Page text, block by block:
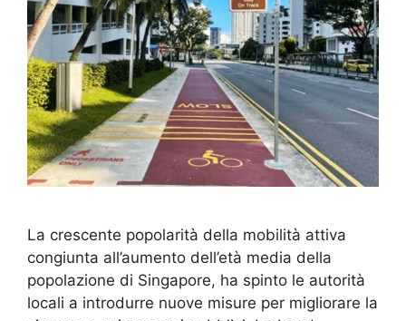
La crescente popolarità della mobilità attiva
congiunta all’aumento dell’età media della
popolazione di Singapore, ha spinto le autorità
locali a introdurre nuove misure per migliorare la